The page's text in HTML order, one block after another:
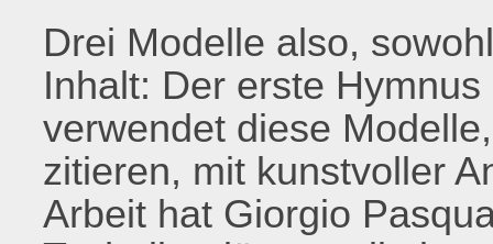
Drei Modelle also,
Inhalt: Der erste
verwendet diese
zitieren, mit kunstvoller
Arbeit hat Giorgio